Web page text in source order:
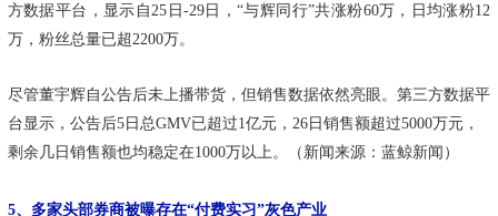
方数据平台，显示自25日-29日，“与辉同行”共涨粉60万，日均涨粉12
万，粉丝总量已超2200万。
尽管董宇辉自公告后未上播带货，但销售数据依然亮眼。第三方数据平
台显示，公告后5日总GMV已超过1亿元，26日销售额超过5000万元，
剩余几日销售额也均稳定在1000万以上。（新闻来源：蓝鲸新闻）
5、多家头部券商被曝存在“付费实习”灰色产业